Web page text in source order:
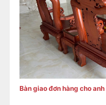
Bàn giao đơn hàng cho